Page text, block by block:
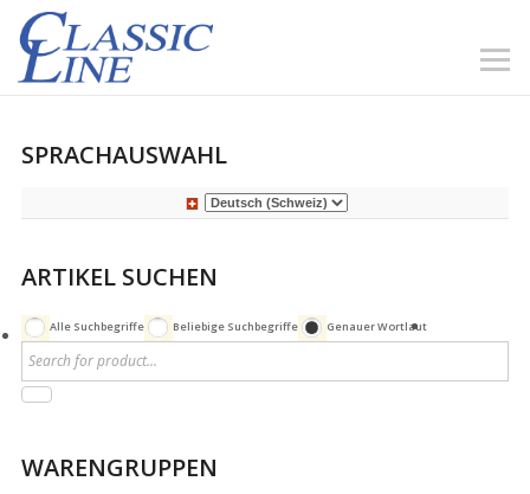
SPRACHAUSWAHL
ARTIKEL SUCHEN
Alle Suchbegriffe Beliebige Suchbegriffe Genauer Wortlaut
WARENGRUPPEN